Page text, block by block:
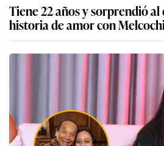
Tiene 22 años y sorprendió
historia de amor con